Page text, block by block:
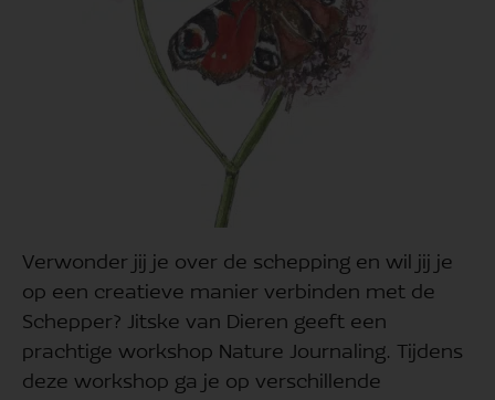
Verwonder jij je over de schepping en wil jij je
op een creatieve manier verbinden met de
Schepper? Jitske van Dieren geeft een
prachtige workshop Nature Journaling. Tijdens
deze workshop ga je op verschillende